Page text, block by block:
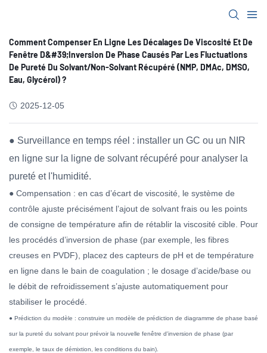
Comment Compenser En Ligne Les Décalages De Viscosité Et De
Fenêtre D&#39;inversion De Phase Causés Par Les Fluctuations
De Pureté Du Solvant/non-Solvant Récupéré (NMP, DMAc, DMSO,
Eau, Glycérol) ?
2025-12-05
● Surveillance en temps réel : installer un GC ou un NIR
en ligne sur la ligne de solvant récupéré pour analyser la
pureté et l'humidité.
● Compensation : en cas d’écart de viscosité, le système de
contrôle ajuste précisément l’ajout de solvant frais ou les points
de consigne de température afin de rétablir la viscosité cible. Pour
les procédés d’inversion de phase (par exemple, les fibres
creuses en PVDF), placez des capteurs de pH et de température
en ligne dans le bain de coagulation ; le dosage d’acide/base ou
le débit de refroidissement s’ajuste automatiquement pour
stabiliser le procédé.
● Prédiction du modèle : construire un modèle de prédiction de diagramme de phase basé
sur la pureté du solvant pour prévoir la nouvelle fenêtre d'inversion de phase (par
exemple, le taux de démixtion, les conditions du bain).